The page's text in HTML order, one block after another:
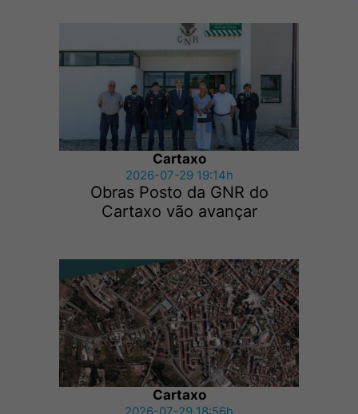
Cartaxo
2026-07-29 19:14h
Obras Posto da GNR do
Cartaxo vão avançar
Cartaxo